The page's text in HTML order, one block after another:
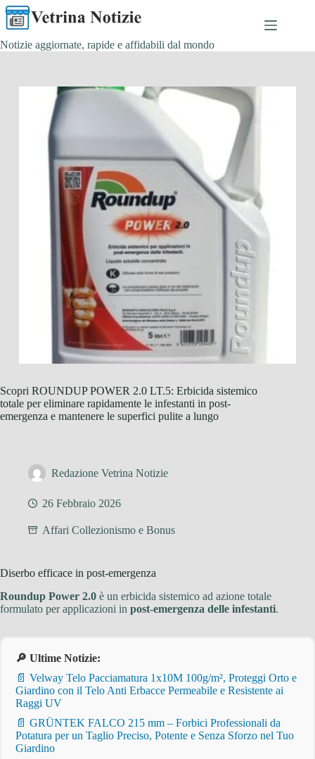
Salta
al
contenuto
Notizie aggiornate, rapide e affidabili dal mondo
Scopri ROUNDUP POWER 2.0 LT.5: Erbicida sistemico
totale per eliminare rapidamente le infestanti in post-
emergenza e mantenere le superfici pulite a lungo
Redazione Vetrina Notizie
26 Febbraio 2026
Affari Collezionismo e Bonus
Diserbo efficace in post-emergenza
Roundup Power 2.0 è un erbicida sistemico ad azione totale
formulato per applicazioni in post-emergenza delle infestanti.
🔎 Ultime Notizie:
📄 Velway Telo Pacciamatura 1x10M 100g/m², Proteggi Orto e
Giardino con il Telo Anti Erbacce Permeabile e Resistente ai
Raggi UV
📄 GRÜNTEK FALCO 215 mm – Forbici Professionali da
Potatura per un Taglio Preciso, Potente e Senza Sforzo nel Tuo
Giardino